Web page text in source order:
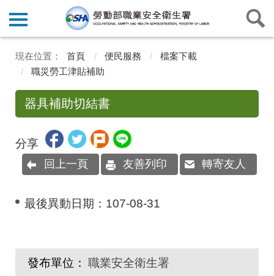
首頁 便民服務
檔案下載
職災勞工津貼補助
器具補助切結書
分享
回上一頁 友善列印 轉寄友人
最後異動日期： 107-08-31
發布單位： 職業安全衛生署